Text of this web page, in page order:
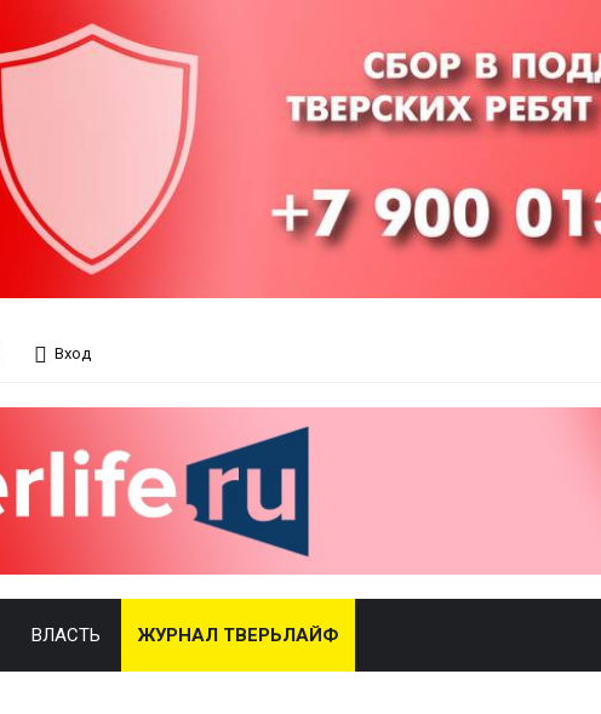
Вход
ВЛАСТЬ ЖУРНАЛ ТВЕРЬЛАЙФ